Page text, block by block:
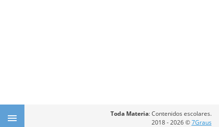
Toda Materia: Contenidos escolares.
2018 - 2026 ©7Graus